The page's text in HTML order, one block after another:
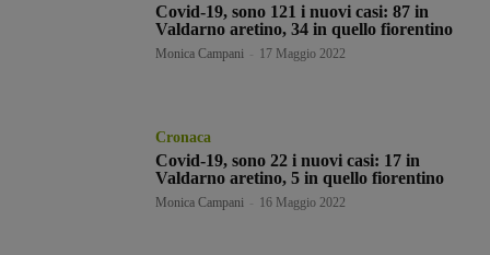
Covid-19, sono 121 i nuovi casi: 87 in
Valdarno aretino, 34 in quello fiorentino
Monica Campani 17 Maggio 2022
Cronaca
Covid-19, sono 22 i nuovi casi: 17 in
Valdarno aretino, 5 in quello fiorentino
Monica Campani 16 Maggio 2022